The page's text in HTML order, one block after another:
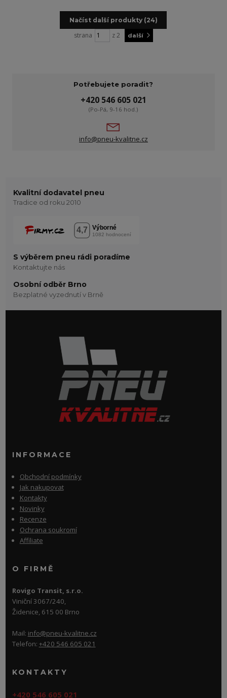
Načíst další produkty (24)
strana z 2 další
Potřebujete poradit?
+420 546 605 021
(Po-Pá, 9-16 hod.)
info@pneu-kvalitne.cz
Kvalitní dodavatel pneu
Tradice od roku 2010
S výběrem pneu rádi poradíme
Kontaktujte nás
Osobní odběr Brno
Bezplatné vyzednutí v Brně
INFORMACE
Obchodní podmínky
Jak nakupovat
Kontakty
Novinky
Recenze
Ochrana soukromí
Affiliate
O FIRMĚ
Rovigo Transit, s.r.o.
Viniční 3067/240,
Židenice, 615 00 Brno
Mail: info@pneu-kvalitne.cz
Telefon: +420 546 605 021
KONTAKTY
+420 546 605 021